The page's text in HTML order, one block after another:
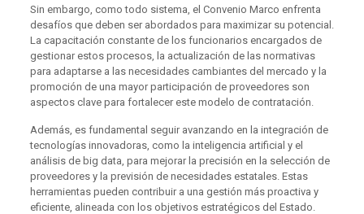
Sin embargo, como todo sistema, el Convenio Marco enfrenta
desafíos que deben ser abordados para maximizar su potencial.
La capacitación constante de los funcionarios encargados de
gestionar estos procesos, la actualización de las normativas
para adaptarse a las necesidades cambiantes del mercado y la
promoción de una mayor participación de proveedores son
aspectos clave para fortalecer este modelo de contratación.
Además, es fundamental seguir avanzando en la integración de
tecnologías innovadoras, como la inteligencia artificial y el
análisis de big data, para mejorar la precisión en la selección de
proveedores y la previsión de necesidades estatales. Estas
herramientas pueden contribuir a una gestión más proactiva y
eficiente, alineada con los objetivos estratégicos del Estado.